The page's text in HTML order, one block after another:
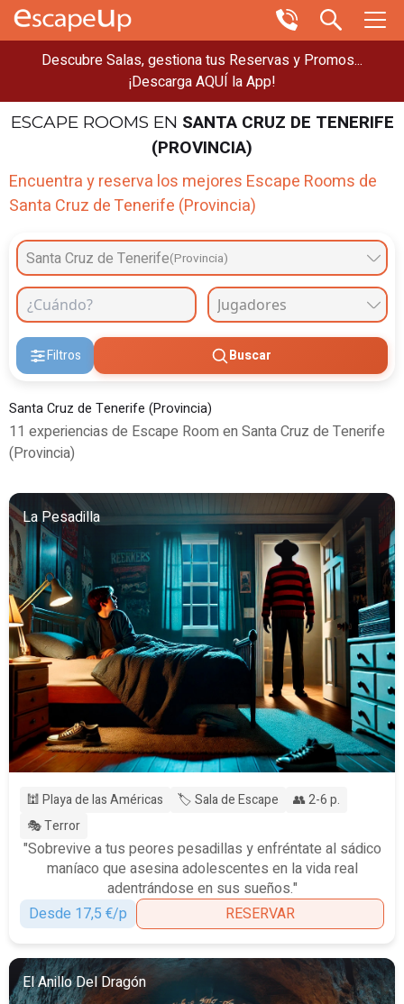
Descubre Salas, gestiona tus Reservas y Promos...
¡Descarga AQUÍ la App!
ESCAPE ROOMS EN SANTA CRUZ DE TENERIFE
(PROVINCIA)
Encuentra y reserva los mejores Escape Rooms de
Santa Cruz de Tenerife (Provincia)
Santa Cruz de Tenerife(Provincia)
Filtros Buscar
Santa Cruz de Tenerife (Provincia)
11 experiencias de Escape Room en Santa Cruz de Tenerife
(Provincia)
La Pesadilla
🕍 Playa de las Américas 🏷️ Sala de Escape
👥 2-6 p.
🎭 Terror
"Sobrevive a tus peores pesadillas y enfréntate al sádico
maníaco que asesina adolescentes en la vida real
adentrándose en sus sueños."
Desde 17,5 €/p
RESERVAR
El Anillo Del Dragón